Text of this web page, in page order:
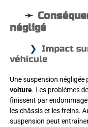
négligé
Impact
véhicule
Une suspension négligée
voiture. Les problèmes de
finissent par
les châssis et les freins.
suspension peut